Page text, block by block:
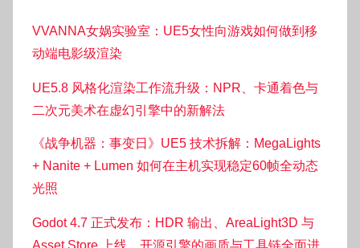
VVANNA女娲实验室：UE5女性向游戏如何做到移
动端电影级渲染
UE5.8 风格化渲染工作流升级：NPR、卡通着色与
二次元美术在虚幻引擎中的新解法
《战争机器：事变日》UE5 技术拆解：MegaLights
+ Nanite + Lumen 如何在主机实现稳定60帧全动态
光照
Godot 4.7 正式发布：HDR 输出、AreaLight3D 与
Asset Store 上线，开源引擎的画质与工具链全面进